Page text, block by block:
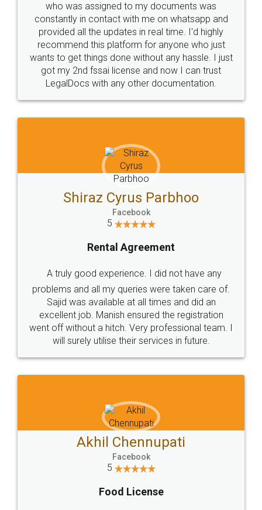
who was assigned to my documents was
constantly in contact with me on whatsapp and
provided all the updates in real time. I'd highly
recommend this platform for anyone who just
wants to get things done without any hassle. I just
got my 2nd fssai license and now I can trust
LegalDocs with any other documentation.
Shiraz Cyrus Parbhoo
Facebook
5
Rental Agreement
A truly good experience. I did not have any
problems and all my queries were taken care of.
Sajid was available at all times and did an
excellent job. Manish ensured the registration
went off without a hitch. Very professional team. I
will surely utilise their services in future.
Akhil Chennupati
Facebook
5
Food License